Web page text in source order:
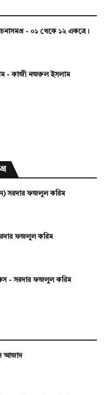
- ০১ থেকে ১২ একত্রে।
- কাজী নজরুল ইসলাম
সরদার ফজলুল করিম
ফজলুল করিম
- সরদার ফজলুল করিম
আজাদ